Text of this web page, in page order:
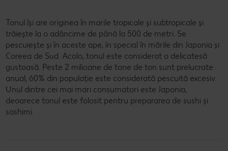
Tonul își are originea în marile tropicale și subtropicale și
trăiește la o adâncime de până la 500 de metri. Se
pescuiește și în aceste ape, în special în mările din Japonia și
Coreea de Sud. Acolo, tonul este considerat o delicatesă
gustoasă. Peste 2 milioane de tone de ton sunt prelucrate
anual, 60% din populație este considerată pescuită excesiv.
Unul dintre cei mai mari consumatori este Japonia,
deoarece tonul este folosit pentru prepararea de sushi și
sashimi.